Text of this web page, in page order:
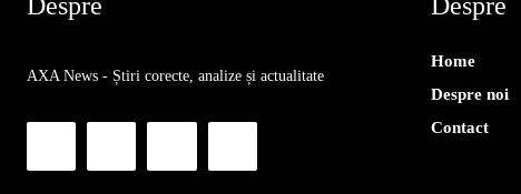
AXA News - Știri corecte, analize și actualitate
Home
Despre noi
Contact